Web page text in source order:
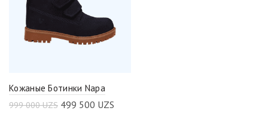
Кожаные Ботинки Napa
999 000UZS 499 500 UZS